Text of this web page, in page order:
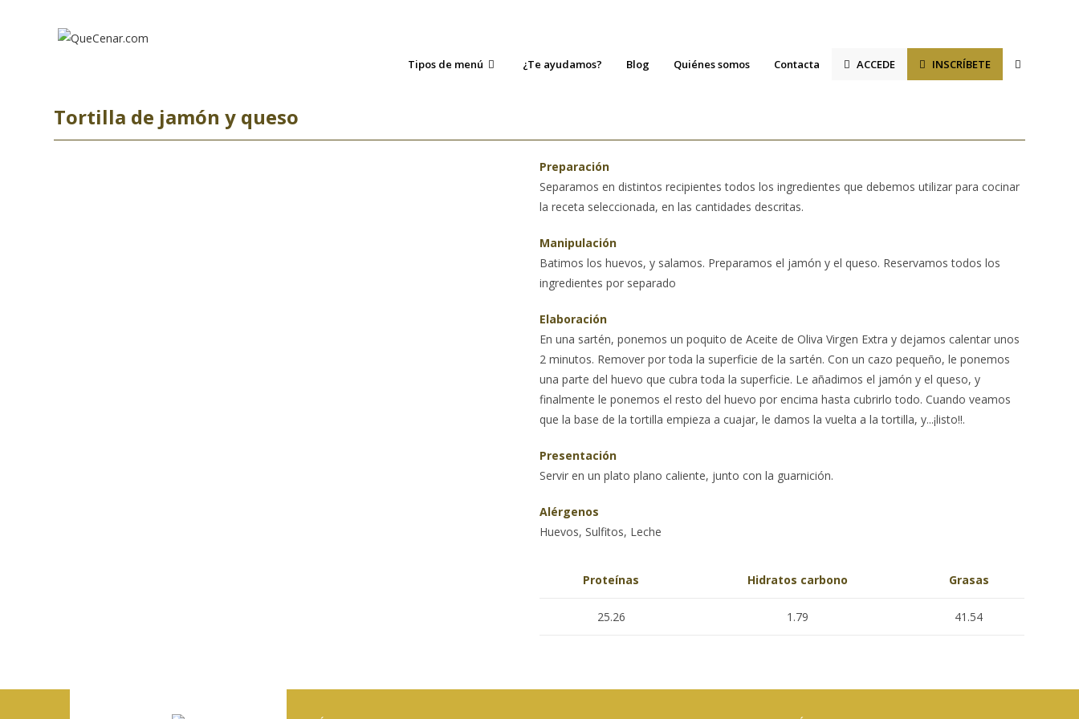
Tipos de menú ¿Te ayudamos? Blog Quiénes somos Contacta ACCEDE INSCRÍBETE Alternar
web
Tortilla de jamón y queso
Preparación
Separamos en distintos recipientes todos los ingredientes que debemos utilizar para cocinar
la receta seleccionada, en las cantidades descritas.
Manipulación
Batimos los huevos, y salamos. Preparamos el jamón y el queso. Reservamos todos los
ingredientes por separado
Elaboración
En una sartén, ponemos un poquito de Aceite de Oliva Virgen Extra y dejamos calentar unos
2 minutos. Remover por toda la superficie de la sartén. Con un cazo pequeño, le ponemos
una parte del huevo que cubra toda la superficie. Le añadimos el jamón y el queso, y
finalmente le ponemos el resto del huevo por encima hasta cubrirlo todo. Cuando veamos
que la base de la tortilla empieza a cuajar, le damos la vuelta a la tortilla, y...¡listo!!.
Presentación
Servir en un plato plano caliente, junto con la guarnición.
Alérgenos
Huevos, Sulfitos, Leche
Proteínas Hidratos carbono Grasas
25.26 1.79 41.54